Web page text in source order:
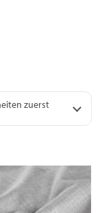
zuerst